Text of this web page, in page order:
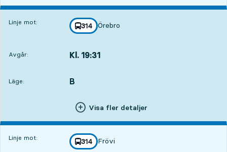
Linje mot: linje
314
mot
Örebro
,
Avgår: Kl. 19:31
Läge:
LÄGE, B
,
Visa fler detaljer
Linje mot: linje
314
mot
Frövi
,